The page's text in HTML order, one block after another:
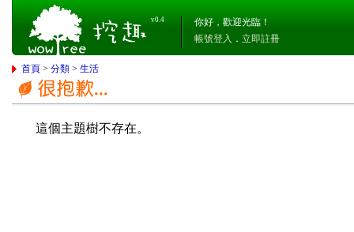
v0.4
你好，歡迎光臨！
帳號登入 ． 立即註冊
首頁 >分類 >生活
這個主題樹不存在。